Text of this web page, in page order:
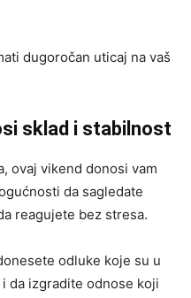
dugoročan uticaj na vaš
sklad i stabilnost
ovaj vikend donosi vam
da sagledate
reagujete bez stresa.
odluke koje su u
da izgradite odnose koji